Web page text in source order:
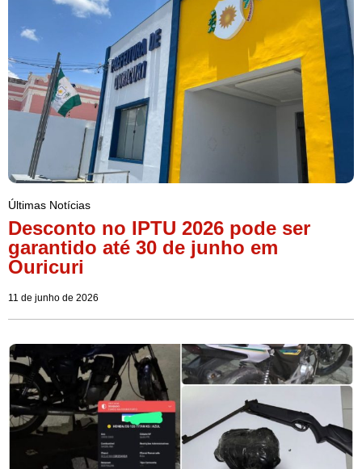
Últimas Notícias
Desconto no IPTU 2026 pode ser
garantido até 30 de junho em
Ouricuri
11 de junho de 2026